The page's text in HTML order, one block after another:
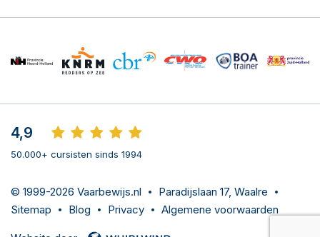
4,9
50.000+ cursisten sinds 1994
© 1999-2026 Vaarbewijs.nl
Paradijslaan 17, Waalre
Sitemap
Blog Privacy Algemene voorwaarden